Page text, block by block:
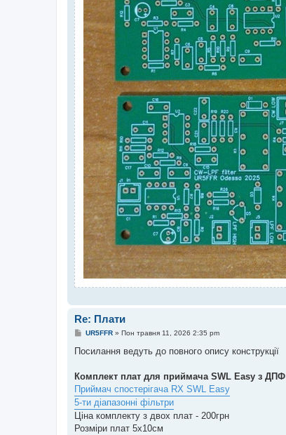
Re: Плати
П
в
о
л
е
н
н
UR5FFR» Пон травня 11, 2026 2:35 pm
Посилання ведуть до повного опису конструкції
Комплект плат для приймача SWL Easy з ДПФ
Приймач спостерігача RX SWL Easy
5-ти діапазонні фільтри
Ціна комплекту з двох плат - 200грн
Розміри плат 5х10см